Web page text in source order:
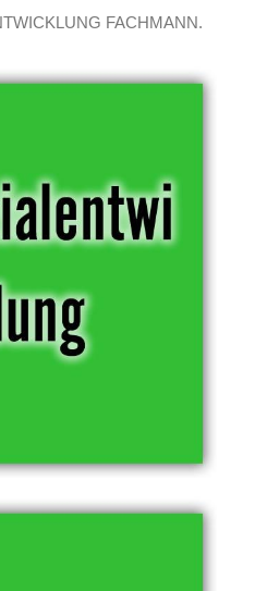
FACHMANN.